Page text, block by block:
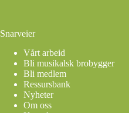
Snarveier
Vårt arbeid
Bli musikalsk brobygger
Bli medlem
Ressursbank
Nyheter
Om oss